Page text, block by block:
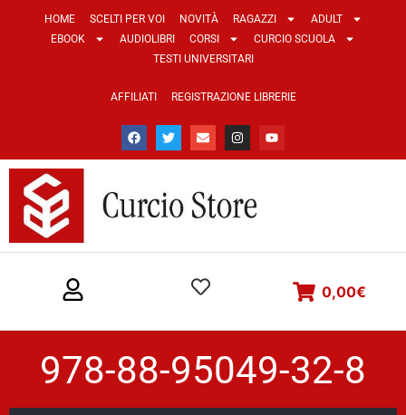
HOME SCELTI PER VOI NOVITÀ RAGAZZI
ADULT
EBOOK
AUDIOLIBRI CORSI
CURCIO SCUOLA
TESTI UNIVERSITARI
AFFILIATI REGISTRAZIONE LIBRERIE
0,00€
978-88-95049-32-8